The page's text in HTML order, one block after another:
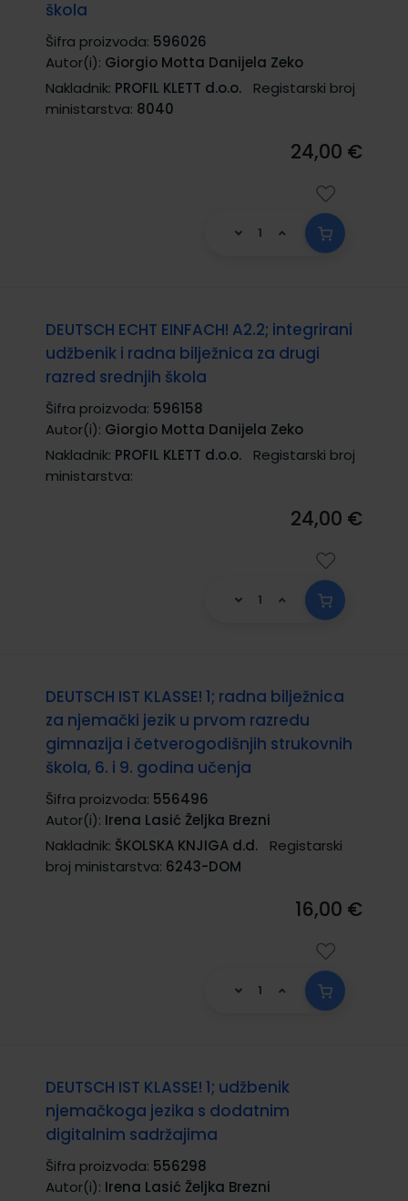
škola
Šifra proizvoda: 596026
Autor(i): Giorgio Motta Danijela Zeko
Nakladnik: PROFIL KLETT d.o.o.
Registarski broj
ministarstva: 8040
24,00 €
DEUTSCH ECHT EINFACH! A2.2; integrirani
udžbenik i radna bilježnica za drugi
razred srednjih škola
Šifra proizvoda: 596158
Autor(i): Giorgio Motta Danijela Zeko
Nakladnik: PROFIL KLETT d.o.o.
Registarski broj
ministarstva:
24,00 €
DEUTSCH IST KLASSE! 1; radna bilježnica
za njemački jezik u prvom razredu
gimnazija i četverogodišnjih strukovnih
škola, 6. i 9. godina učenja
Šifra proizvoda: 556496
Autor(i): Irena Lasić Željka Brezni
Nakladnik: ŠKOLSKA KNJIGA d.d.
Registarski
broj ministarstva: 6243-DOM
16,00 €
DEUTSCH IST KLASSE! 1; udžbenik
njemačkoga jezika s dodatnim
digitalnim sadržajima
Šifra proizvoda: 556298
Autor(i): Irena Lasić Željka Brezni